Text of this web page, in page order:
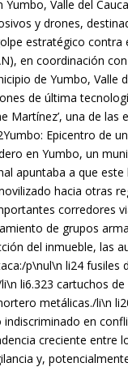
Valle del
y drones,
estratégico
en coordinación
de Yumbo, Valle
de última
Martínez’, una de
Epicentro de
en Yumbo, un
apuntaba a que
hacia otras
corredores
de grupos
del inmueble, las
p\nul\n li24
li6.323 cartuchos
metálicas./li\n
en
creciente entre
y,